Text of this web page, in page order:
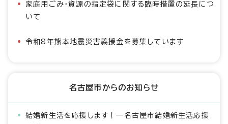
家庭用ごみ・資源の指定袋に関する臨時措置の延長につ
いて
令和8年熊本地震災害義援金を募集しています
名古屋市からのお知らせ
結婚新生活を応援します！―名古屋市結婚新生活応援